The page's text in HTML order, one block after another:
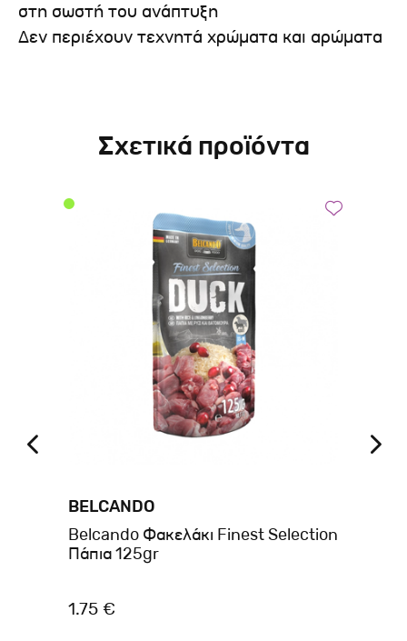
στη σωστή του ανάπτυξη
Δεν περιέχουν τεχνητά χρώματα και αρώματα
Σχετικά προϊόντα
BELCANDO
Belcando Φακελάκι Finest Selection
Πάπια 125gr
1.75 €